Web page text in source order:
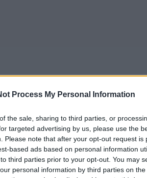
Process My Personal Information
the sale, sharing to third parties, or
targeted advertising by us, please use the
Please note that after your opt-out request is
based ads based on personal information
third parties prior to your opt-out. You may
personal information by third parties on the